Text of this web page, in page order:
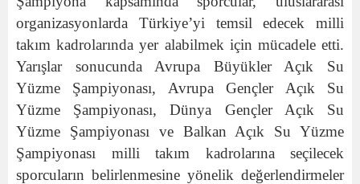
organizasyonlarda Türkiye’yi temsil edecek milli
takım kadrolarında yer alabilmek için mücadele etti.
Yarışlar sonucunda Avrupa Büyükler Açık Su
Yüzme Şampiyonası, Avrupa Gençler Açık Su
Yüzme Şampiyonası, Dünya Gençler Açık Su
Yüzme Şampiyonası ve Balkan Açık Su Yüzme
Şampiyonası milli takım kadrolarına seçilecek
sporcuların belirlenmesine yönelik değerlendirmeler